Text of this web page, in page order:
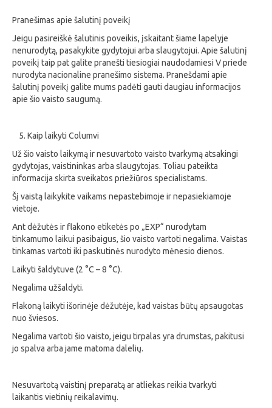
Pranešimas apie šalutinį poveikį
Jeigu pasireiškė šalutinis poveikis, įskaitant šiame lapelyje
nenurodytą, pasakykite gydytojui arba slaugytojui. Apie šalutinį
poveikį taip pat galite pranešti tiesiogiai naudodamiesi V priede
nurodyta nacionaline pranešimo sistema. Pranešdami apie
šalutinį poveikį galite mums padėti gauti daugiau informacijos
apie šio vaisto saugumą.
Kaip laikyti Columvi
Už šio vaisto laikymą ir nesuvartoto vaisto tvarkymą atsakingi
gydytojas, vaistininkas arba slaugytojas. Toliau pateikta
informacija skirta sveikatos priežiūros specialistams.
Šį vaistą laikykite vaikams nepastebimoje ir nepasiekiamoje
vietoje.
Ant dėžutės ir flakono etiketės po „EXP“ nurodytam
tinkamumo laikui pasibaigus, šio vaisto vartoti negalima. Vaistas
tinkamas vartoti iki paskutinės nurodyto mėnesio dienos.
Laikyti šaldytuve (2 °C – 8 °C).
Negalima užšaldyti.
Flakoną laikyti išorinėje dėžutėje, kad vaistas būtų apsaugotas
nuo šviesos.
Negalima vartoti šio vaisto, jeigu tirpalas yra drumstas, pakitusi
jo spalva arba jame matoma dalelių.
Nesuvartotą vaistinį preparatą ar atliekas reikia tvarkyti
laikantis vietinių reikalavimų.